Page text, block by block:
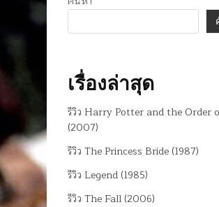
เรื่องล่าสุด
รีวิว Harry Potter and the Order
(2007)
รีวิว The Princess Bride (1987)
รีวิว Legend (1985)
รีวิว The Fall (2006)